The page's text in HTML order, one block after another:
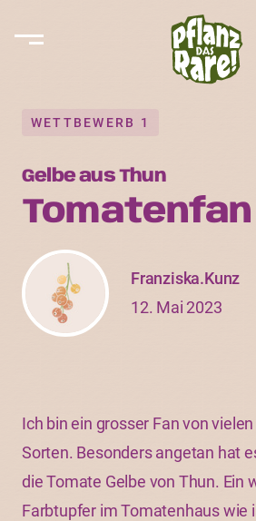
WETTBEWERB 1
Gelbe aus Thun
Tomatenfan
Franziska.Kunz
12. Mai 2023
Ich bin ein grosser Fan von
Sorten. Besonders angetan hat
die Tomate Gelbe von Thun. Ein
Farbtupfer im Tomatenhaus wie